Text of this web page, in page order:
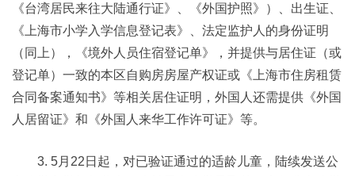
《台湾居民来往大陆通行证》、《外国护照》）、出生证、
《上海市小学入学信息登记表》、法定监护人的身份证明
（同上），《境外人员住宿登记单》，并提供与居住证（或
登记单）一致的本区自购房房屋产权证或《上海市住房租赁
合同备案通知书》等相关居住证明，外国人还需提供《外国
人居留证》和《外国人来华工作许可证》等。
3. 5月22日起，对已验证通过的适龄儿童，陆续发送公